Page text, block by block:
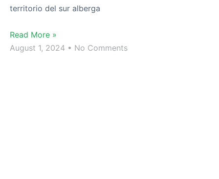
territorio del sur alberga
Read More »
August 1, 2024
No Comments